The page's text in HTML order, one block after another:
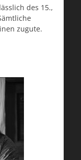
des 15.,
zugute.